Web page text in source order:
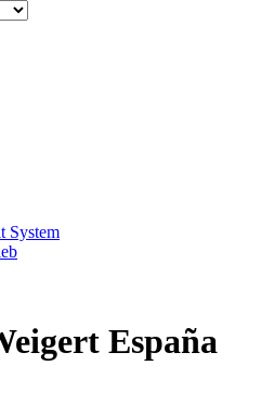
System
España